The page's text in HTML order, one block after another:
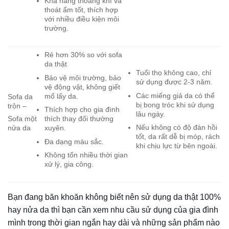
nước để
1 phút sau khi nhỏ nước
lên bề mặt thì sẽ thấy
nước lan ra và thấm vào
các lỗ chân lông.
Test bằng
cách xin
một miếng
da mẫu rồi
dùng lửa
đốt)
Da thật sẽ bị cháy và có
mùi như thịt nướng.
cháy.
Kinh nghiệm lựa chọn ghế sofa da hợp
phong thủy
thiết kế khác nhau để khách hàng lựa chọn. Tuy nhiên,
nhiều khách hàng muốn lựa chọn ghế phù hợp với phong
thủy của gia chủ, của không gian như không biết chọn sản